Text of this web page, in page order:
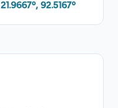
21.9667°, 92.5167°